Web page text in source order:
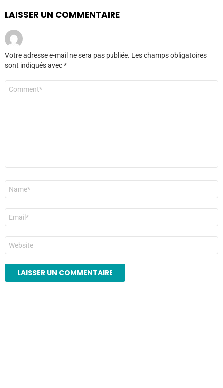
LAISSER UN COMMENTAIRE
Votre adresse e-mail ne sera pas publiée. Les champs obligatoires
sont indiqués avec*
mail
*
Site
web